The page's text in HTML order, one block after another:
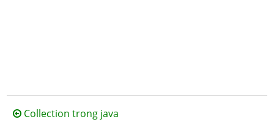
Collection trong java